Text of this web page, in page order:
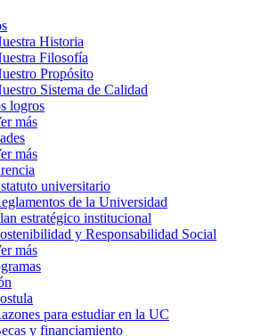
Historia
Filosofía
Propósito
Sistema de Calidad
logros
más
más
universitario
de la Universidad
estratégico institucional
y Responsabilidad Social
más
para estudiar en la UC
y financiamiento